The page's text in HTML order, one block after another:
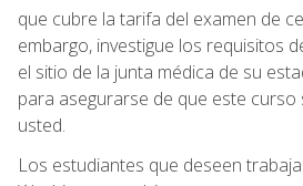
que cubre la tarifa del examen de
embargo, investigue los requisitos
el sitio de la junta médica de su
para asegurarse de que este
usted.
Los estudiantes que deseen